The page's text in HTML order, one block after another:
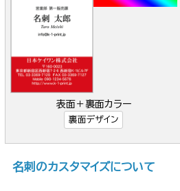
表面＋裏面カラー
裏面デザイン
名刺のカスタマイズについて